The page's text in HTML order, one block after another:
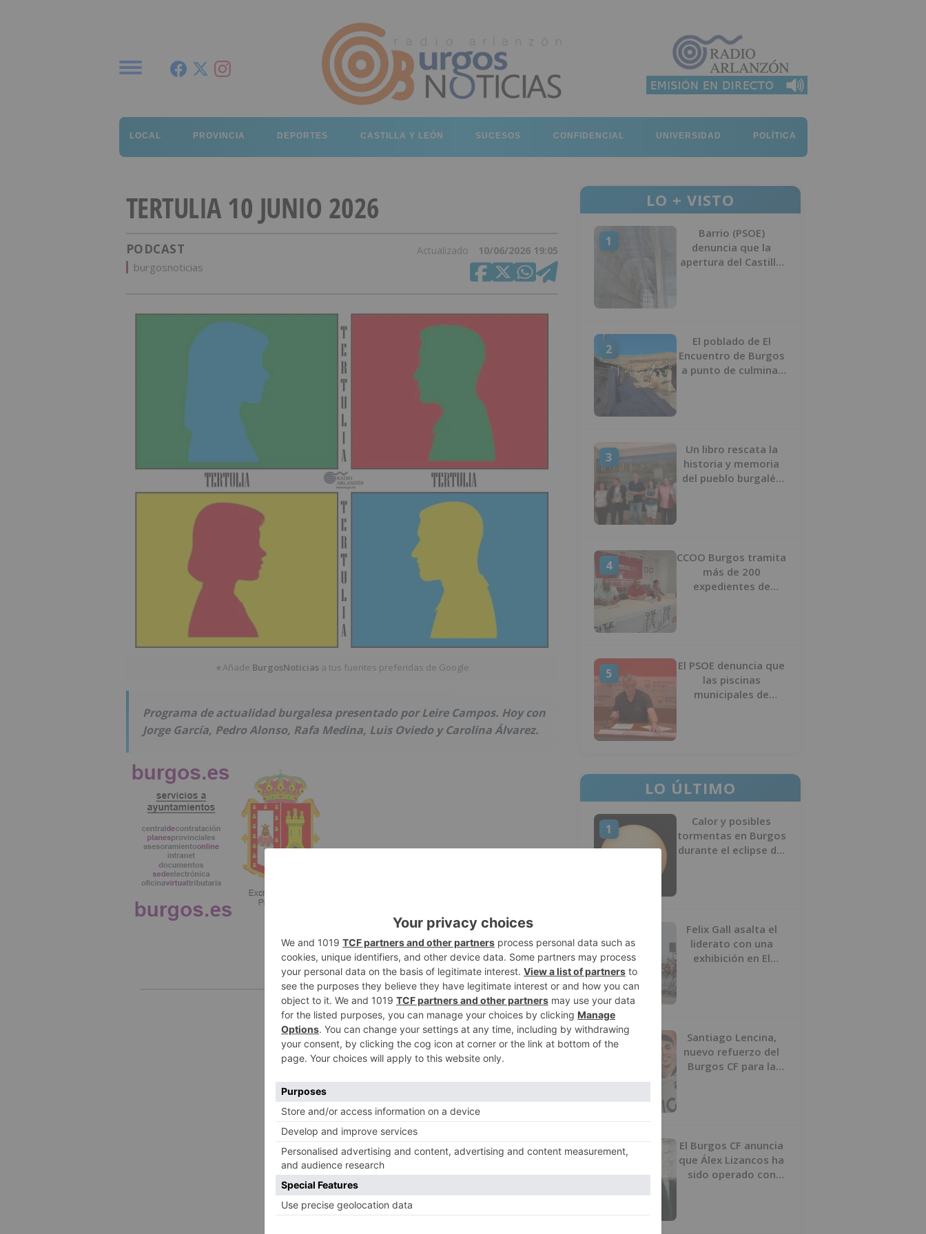
LOCAL PROVINCIA DEPORTES CASTILLA Y LEÓN SUCESOS CONFIDENCIAL UNIVERSIDAD POLÍTICA
TERTULIA 10 JUNIO 2026
PODCAST Actualizado 10/06/2026 19:05
burgosnoticias
★Añade BurgosNoticias a tus fuentes preferidas de Google
Programa de actualidad burgalesa presentado por Leire Campos. Hoy con
Jorge García, Pedro Alonso, Rafa Medina, Luis Oviedo y Carolina Álvarez.
LO + VISTO
1
Barrio (PSOE)
denuncia que la
apertura del Castillo
2
El poblado de El
Encuentro de Burgos
a punto de culminar
3
Un libro rescata la
historia y memoria
del pueblo burgalés
4
CCOO Burgos tramita
más de 200
expedientes de
5
El PSOE denuncia que
las piscinas
municipales de
LO ÚLTIMO
1
Calor y posibles
tormentas en Burgos
durante el eclipse del
2
Felix Gall asalta el
liderato con una
exhibición en El
3
Santiago Lencina,
nuevo refuerzo del
Burgos CF para la
4
El Burgos CF anuncia
que Álex Lizancos ha
sido operado con